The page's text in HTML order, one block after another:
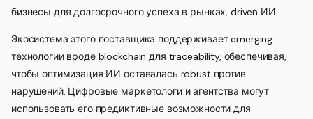
бизнесы для долгосрочного успеха в рынках, driven ИИ.
Экосистема этого поставщика поддерживает emerging
технологии вроде blockchain для traceability, обеспечивая,
чтобы оптимизация ИИ оставалась robust против
нарушений. Цифровые маркетологи и агентства могут
использовать его предиктивные возможности для